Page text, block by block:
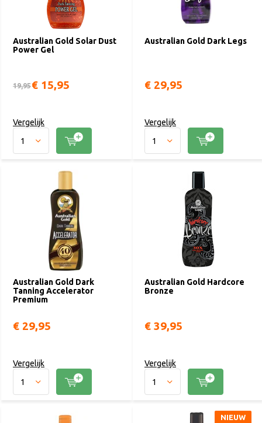
Australian Gold Solar Dust
Power Gel
19,95€ 15,95
Vergelijk
Australian Gold Dark Legs
€ 29,95
Vergelijk
Australian Gold Dark
Tanning Accelerator
Premium
€ 29,95
Vergelijk
Australian Gold Hardcore
Bronze
€ 39,95
Vergelijk
NIEUW